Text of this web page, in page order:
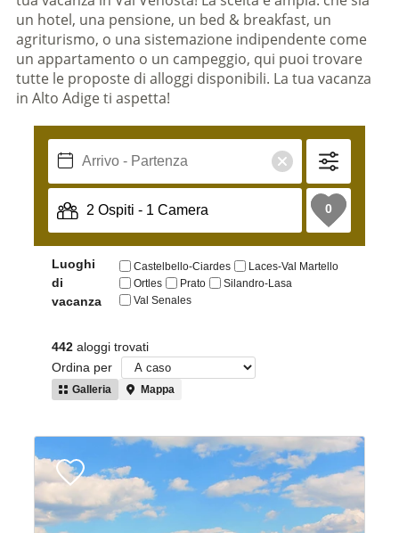
un hotel, una pensione, un bed & breakfast, un
agriturismo, o una sistemazione indipendente come
un appartamento o un campeggio, qui puoi trovare
tutte le proposte di alloggi disponibili. La tua vacanza
in Alto Adige ti aspetta!